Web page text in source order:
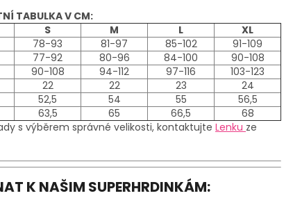
TABULKA V CM:
S M L
XL
78-93 81-97 85-102
91-109
77-92 80-96 84-100
90-108
90-108 94-112 97-116
103-123
22 22 23
24
52,5 54 55
56,5
63,5 65 66,5
68
s výběrem správné velikosti, kontaktujte Lenku ze
K NAŠIM SUPERHRDINKÁM: